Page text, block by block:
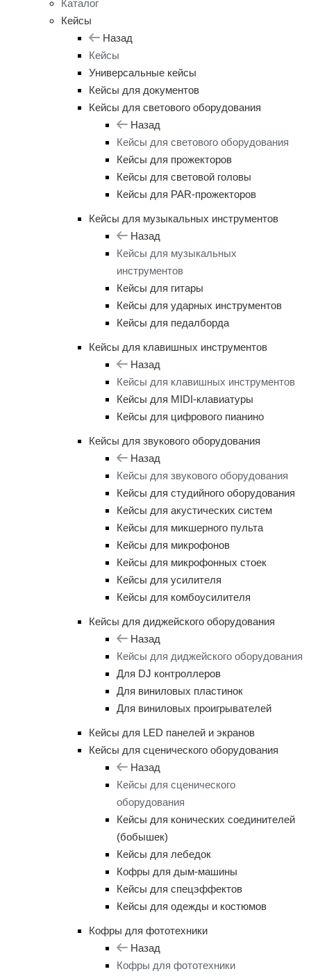
Каталог
Кейсы
Назад
Кейсы
Универсальные кейсы
Кейсы для документов
Кейсы для светового оборудования
Назад
Кейсы для светового оборудования
Кейсы для прожекторов
Кейсы для световой головы
Кейсы для PAR-прожекторов
Кейсы для музыкальных инструментов
Назад
Кейсы для музыкальных
инструментов
Кейсы для гитары
Кейсы для ударных инструментов
Кейсы для педалборда
Кейсы для клавишных инструментов
Назад
Кейсы для клавишных инструментов
Кейсы для MIDI-клавиатуры
Кейсы для цифрового пианино
Кейсы для звукового оборудования
Назад
Кейсы для звукового оборудования
Кейсы для студийного оборудования
Кейсы для акустических систем
Кейсы для микшерного пульта
Кейсы для микрофонов
Кейсы для микрофонных стоек
Кейсы для усилителя
Кейсы для комбоусилителя
Кейсы для диджейского оборудования
Назад
Кейсы для диджейского оборудования
Для DJ контроллеров
Для виниловых пластинок
Для виниловых проигрывателей
Кейсы для LED панелей и экранов
Кейсы для сценического оборудования
Назад
Кейсы для сценического
оборудования
Кейсы для конических соединителей
(бобышек)
Кейсы для лебедок
Кофры для дым-машины
Кейсы для спецэффектов
Кейсы для одежды и костюмов
Кофры для фототехники
Назад
Кофры для фототехники